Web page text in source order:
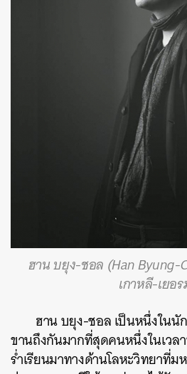
ฮาน บยุง-ชอล (Han
เกาหลี-เยอ
ฮาน บยุง-ชอล เป็นหนึ่งในนั
ขานถึงกันมากที่สุดคนหนึ่งในเวล
ร่ำเรียนมาทางด้านโลหะวิทยาที่ม